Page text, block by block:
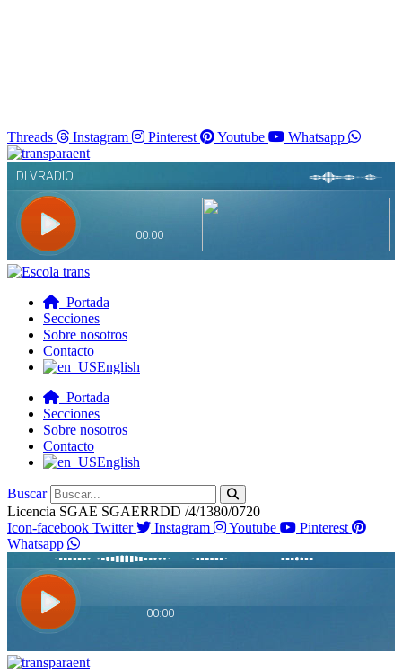
Threads Instagram Pinterest Youtube Whatsapp
Portada
Secciones
Sobre nosotros
Contacto
English
Portada
Secciones
Sobre nosotros
Contacto
English
Buscar
Licencia SGAE SGAERRDD /4/1380/0720
Icon-facebook Twitter Instagram Youtube
Pinterest
Whatsapp